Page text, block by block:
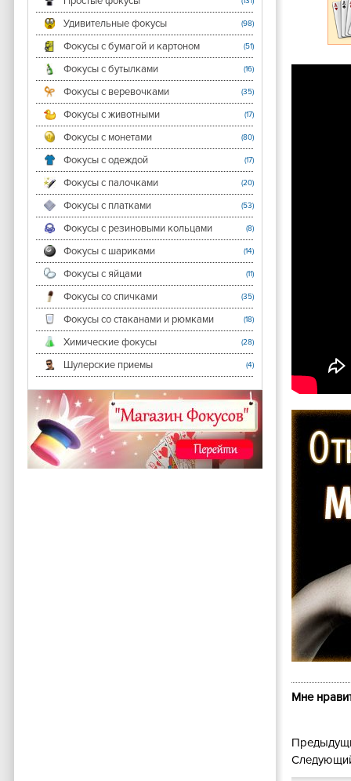
Удивительные фокусы (98)
Фокусы с бумагой и картоном (51)
Фокусы с бутылками (16)
Фокусы с веревочками (35)
Фокусы с животными (17)
Фокусы с монетами (80)
Фокусы с одеждой (17)
Фокусы с палочками (20)
Фокусы с платками (53)
Фокусы с резиновыми кольцами (8)
Фокусы с шариками (14)
Фокусы с яйцами (11)
Фокусы со спичками (35)
Фокусы со стаканами и рюмками (18)
Химические фокусы (28)
Шулерские приемы (4)
Мне